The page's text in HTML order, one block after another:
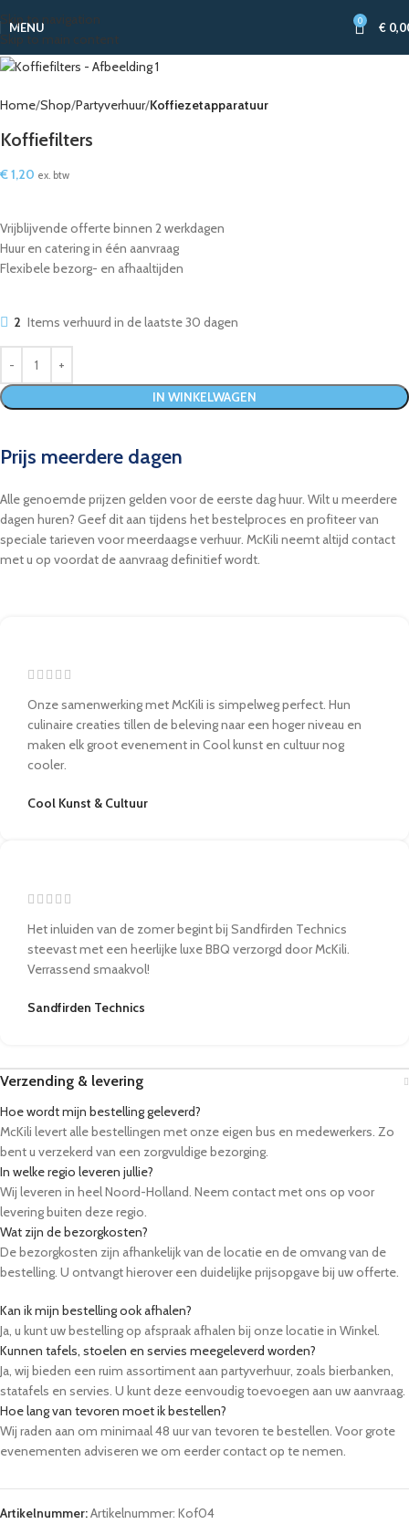
Skip to navigation
Skip to main content
MENU 0 €
Home Shop Partyverhuur Koffiezetapparatuur
Koffiefilters
€1,20 ex. btw
Vrijblijvende offerte binnen 2 werkdagen
Huur en catering in één aanvraag
Flexibele bezorg- en afhaaltijden
2 Items verhuurd in de laatste 30 dagen
IN WINKELWAGEN
Prijs meerdere dagen
Alle genoemde prijzen gelden voor de eerste dag huur. Wilt u meerdere
dagen huren? Geef dit aan tijdens het bestelproces en profiteer van
speciale tarieven voor meerdaagse verhuur. McKili neemt altijd contact
met u op voordat de aanvraag definitief wordt.
Onze samenwerking met McKili is simpelweg perfect. Hun
culinaire creaties tillen de beleving naar een hoger niveau en
maken elk groot evenement in Cool kunst en cultuur nog
cooler.
Cool Kunst & Cultuur
Het inluiden van de zomer begint bij Sandfirden Technics
steevast met een heerlijke luxe BBQ verzorgd door McKili.
Verrassend smaakvol!
Sandfirden Technics
Verzending & levering
Hoe wordt mijn bestelling geleverd?
McKili levert alle bestellingen met onze eigen bus en medewerkers. Zo
bent u verzekerd van een zorgvuldige bezorging.
In welke regio leveren jullie?
Wij leveren in heel Noord-Holland. Neem contact met ons op voor
levering buiten deze regio.
Wat zijn de bezorgkosten?
De bezorgkosten zijn afhankelijk van de locatie en de omvang van de
bestelling. U ontvangt hierover een duidelijke prijsopgave bij uw offerte.
Kan ik mijn bestelling ook afhalen?
Ja, u kunt uw bestelling op afspraak afhalen bij onze locatie in Winkel.
Kunnen tafels, stoelen en servies meegeleverd worden?
Ja, wij bieden een ruim assortiment aan partyverhuur, zoals bierbanken,
statafels en servies. U kunt deze eenvoudig toevoegen aan uw aanvraag.
Hoe lang van tevoren moet ik bestellen?
Wij raden aan om minimaal 48 uur van tevoren te bestellen. Voor grote
evenementen adviseren we om eerder contact op te nemen.
Artikelnummer:Artikelnummer: Kof04